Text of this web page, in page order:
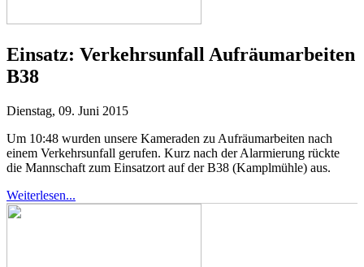
Einsatz: Verkehrsunfall Aufräumarbeiten
B38
Dienstag, 09. Juni 2015
Um 10:48 wurden unsere Kameraden zu Aufräumarbeiten nach
einem Verkehrsunfall gerufen. Kurz nach der Alarmierung rückte
die Mannschaft zum Einsatzort auf der B38 (Kamplmühle) aus.
Weiterlesen...